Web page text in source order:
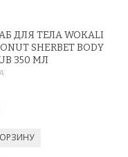
ДЛЯ ТЕЛА WOKALI
SHERBET BODY
350 МЛ